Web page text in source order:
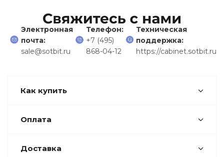
Электронная
почта:
sale@sotbit.ru
Телефон:
+7 (495)
868-04-12
Техническая
поддержка:
https://cabinet.sotbit.ru
Как купить
Оплата
Доставка